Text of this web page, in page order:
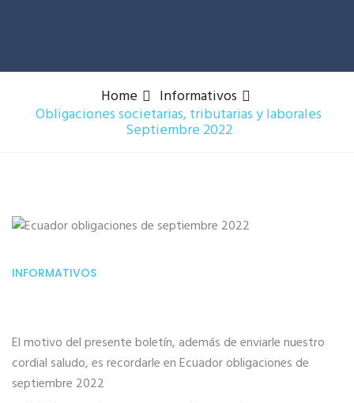
Home Informativos
Obligaciones societarias, tributarias y laborales
Septiembre 2022
INFORMATIVOS
El motivo del presente boletín, además de enviarle nuestro
cordial saludo, es recordarle en Ecuador obligaciones de
septiembre 2022